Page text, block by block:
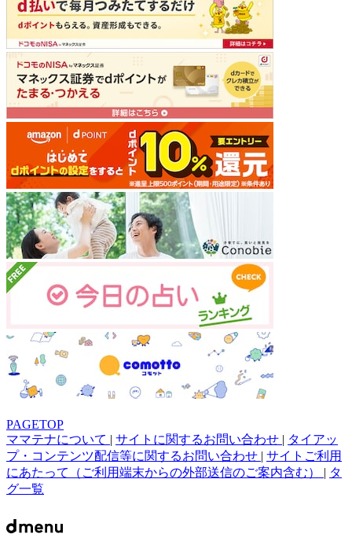
PAGETOP
ママテナについて | サイトに関するお問い合わせ | タイアッ
プ・コンテンツ配信等に関するお問い合わせ | サイトご利用
にあたって（ご利用端末からの外部送信のご案内含む） | タ
グ一覧